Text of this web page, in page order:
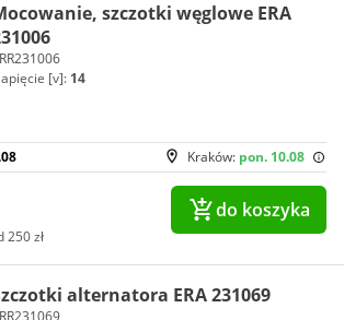
szczotki węglowe ERA
[v]: 14
Kraków: pon. 10.08
250 zł
do koszyka
alternatora ERA 231069